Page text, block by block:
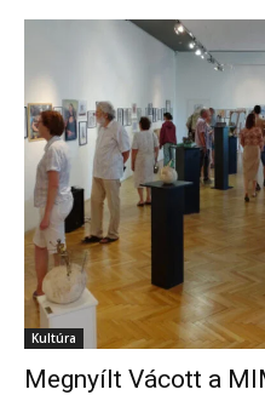
Kultúra
Megnyílt Vácott a